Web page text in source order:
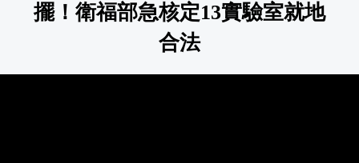
擺！衛福部急核定13實驗室就地
合法